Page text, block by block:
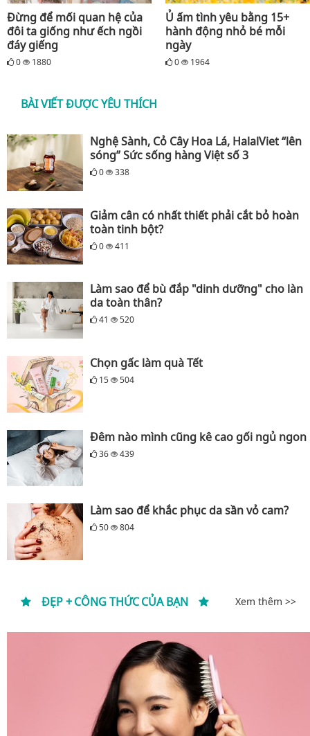
Đừng để mối quan hệ của
đôi ta giống như ếch ngồi
đáy giếng
0 1880
Ủ ấm tình yêu bằng 15+
hành động nhỏ bé mỗi
ngày
0 1964
BÀI VIẾT ĐƯỢC YÊU THÍCH
Nghệ Sành, Cỏ Cây Hoa Lá, HalalViet “lên
sóng” Sức sống hàng Việt số 3
0 338
Giảm cân có nhất thiết phải cắt bỏ hoàn
toàn tinh bột?
0 411
Làm sao để bù đắp "dinh dưỡng" cho làn
da toàn thân?
41 520
Chọn gấc làm quà Tết
15 504
Đêm nào mình cũng kê cao gối ngủ ngon
36 439
Làm sao để khắc phục da sần vỏ cam?
50 804
ĐẸP + CÔNG THỨC CỦA BẠN Xem thêm >>